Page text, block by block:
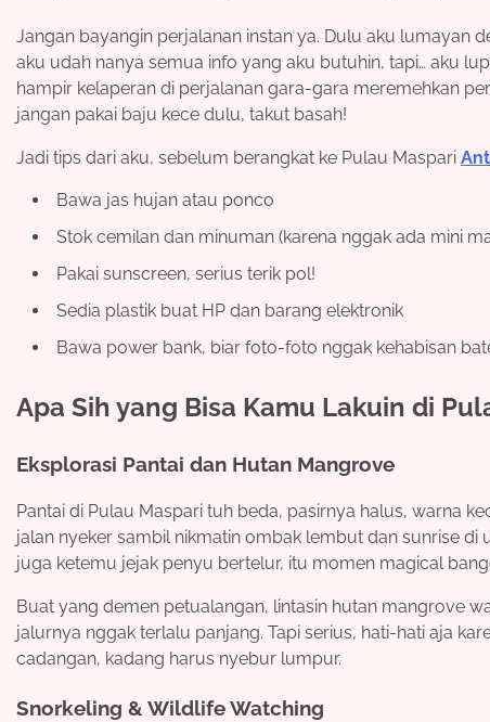
Jangan bayangin perjalanan instan ya. Dulu aku lumayan
aku udah nanya semua info yang aku butuhin, tapi… aku
hampir kelaperan di perjalanan gara-gara meremehkan
jangan pakai baju kece dulu, takut basah!
Jadi tips dari aku, sebelum berangkat ke Pulau Maspari
Bawa jas hujan atau ponco
Stok cemilan dan minuman (karena nggak ada mini
Pakai sunscreen, serius terik pol!
Sedia plastik buat HP dan barang elektronik
Bawa power bank, biar foto-foto nggak kehabisan
Apa Sih yang Bisa Kamu Lakuin di
Eksplorasi Pantai dan Hutan Mangrove
Pantai di Pulau Maspari tuh beda, pasirnya halus, warna
jalan nyeker sambil nikmatin ombak lembut dan sunrise
juga ketemu jejak penyu bertelur, itu momen magical
Buat yang demen petualangan, lintasin hutan mangrove
jalurnya nggak terlalu panjang. Tapi serius, hati-hati aja
cadangan, kadang harus nyebur lumpur.
Snorkeling & Wildlife Watching